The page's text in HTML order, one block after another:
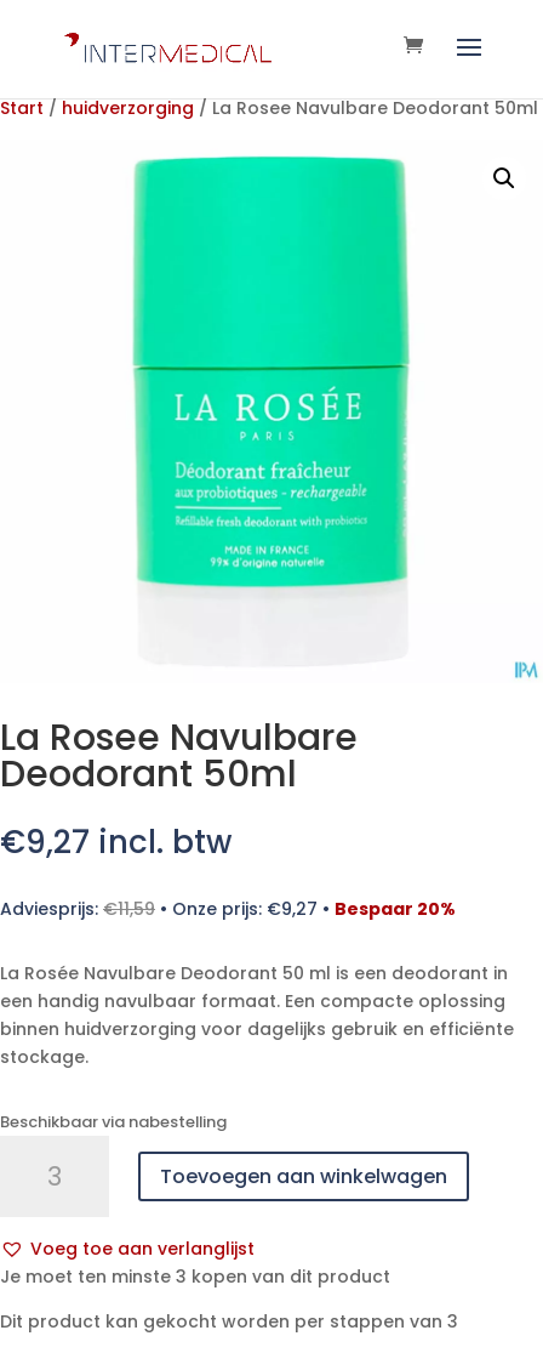
Start / huidverzorging / La Rosee Navulbare Deodorant 50ml
La Rosee Navulbare
Deodorant 50ml
€9,27 incl. btw
Adviesprijs: €11,59 • Onze prijs: €9,27 • Bespaar 20%
La Rosée Navulbare Deodorant 50 ml is een deodorant in
een handig navulbaar formaat. Een compacte oplossing
binnen huidverzorging voor dagelijks gebruik en efficiënte
stockage.
Beschikbaar via nabestelling
Rosee
50ml
aantal
Toevoegen aan winkelwagen
Voeg toe aan verlanglijst
A
t
Je moet ten minste 3 kopen van dit product
Dit product kan gekocht worden per stappen van 3